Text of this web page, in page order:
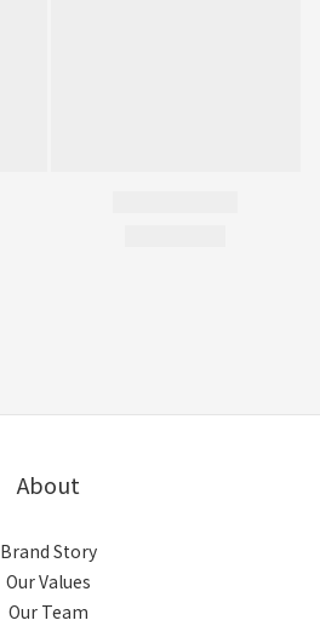
About
Brand Story
Our Values
Our Team